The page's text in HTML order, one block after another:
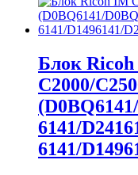
Блок
C2000/
6141/
6141/